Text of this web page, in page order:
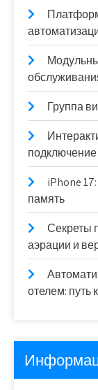
Группа
iPhone
память
Секреты
аэрации и
отелем: путь